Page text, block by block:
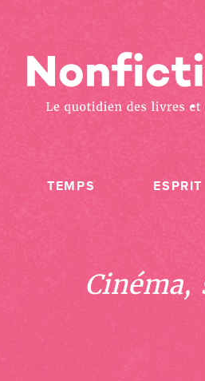
TEMPS ESPRIT